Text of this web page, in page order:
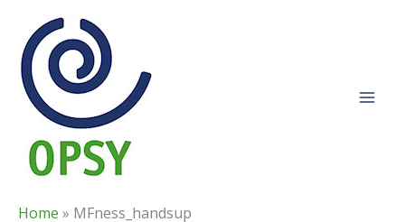
naar
inhoud
Home » MFness_handsup